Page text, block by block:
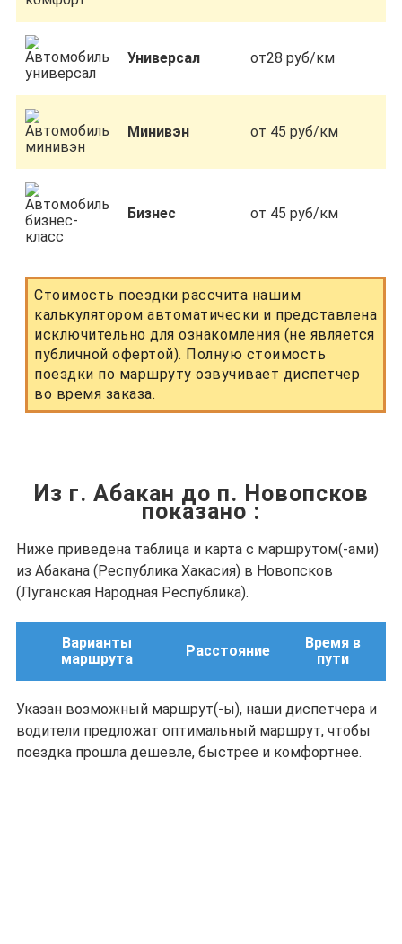
Универсал от28 руб/км
Минивэн от 45 руб/км
Бизнес от 45 руб/км
Стоимость поездки рассчита нашим
калькулятором автоматически и представлена
исключительно для ознакомления (не является
публичной офертой). Полную стоимость
поездки по маршруту озвучивает диспетчер
во время заказа.
Из г. Абакан до п. Новопсков
показано :
Ниже приведена таблица и карта с маршрутом(-ами)
из Абакана (Республика Хакасия) в Новопсков
(Луганская Народная Республика).
Варианты
маршрута
Расстояние
Время в
пути
Указан возможный маршрут(-ы), наши диспетчера и
водители предложат оптимальный маршрут, чтобы
поездка прошла дешевле, быстрее и комфортнее.